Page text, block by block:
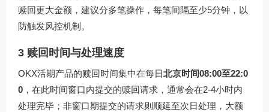
赎回更大金额，建议分多笔操作，每笔间隔至少5分钟，以
防触发风控机制。
3 赎回时间与处理速度
OKX活期产品的赎回时间集中在每日北京时间08:00至22:0
0 ，在此时间窗口内提交的赎回请求，通常会在2-4小时内
处理完毕；非窗口期提交的请求则顺延至次日处理，大额